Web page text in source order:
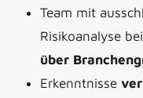
Team mit
Risikoanalyse
über
Erkenntnisse